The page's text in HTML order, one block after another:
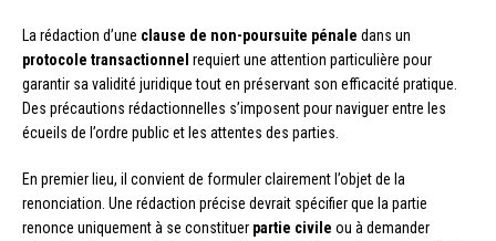
La rédaction d’une clause de non-poursuite pénale dans un
protocole transactionnel requiert une attention particulière pour
garantir sa validité juridique tout en préservant son efficacité pratique.
Des précautions rédactionnelles s’imposent pour naviguer entre les
écueils de l’ordre public et les attentes des parties.
En premier lieu, il convient de formuler clairement l’objet de la
renonciation. Une rédaction précise devrait spécifier que la partie
renonce uniquement à se constituer partie civile ou à demander